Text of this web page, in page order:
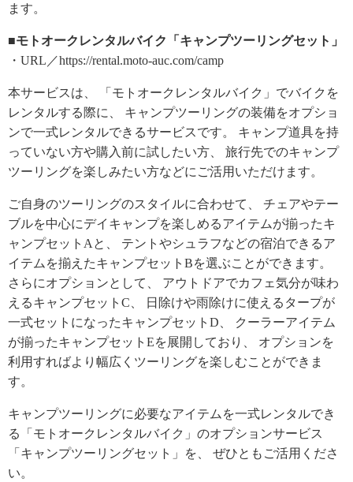
ます。
■モトオークレンタルバイク「キャンプツーリングセット」
・URL／https://rental.moto-auc.com/camp
本サービスは、 「モトオークレンタルバイク」でバイクを
レンタルする際に、 キャンプツーリングの装備をオプショ
ンで一式レンタルできるサービスです。 キャンプ道具を持
っていない方や購入前に試したい方、 旅行先でのキャンプ
ツーリングを楽しみたい方などにご活用いただけます。
ご自身のツーリングのスタイルに合わせて、 チェアやテー
ブルを中心にデイキャンプを楽しめるアイテムが揃ったキ
ャンプセットAと、 テントやシュラフなどの宿泊できるア
イテムを揃えたキャンプセットBを選ぶことができます。
さらにオプションとして、 アウトドアでカフェ気分が味わ
えるキャンプセットC、 日除けや雨除けに使えるタープが
一式セットになったキャンプセットD、 クーラーアイテム
が揃ったキャンプセットEを展開しており、 オプションを
利用すればより幅広くツーリングを楽しむことができま
す。
キャンプツーリングに必要なアイテムを一式レンタルでき
る「モトオークレンタルバイク」のオプションサービス
「キャンプツーリングセット」を、 ぜひともご活用くださ
い。